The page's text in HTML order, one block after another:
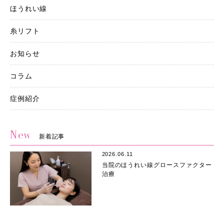
ほうれい線
糸リフト
お知らせ
コラム
症例紹介
New 新着記事
2026.06.11
当院のほうれい線グロースファクター
治療